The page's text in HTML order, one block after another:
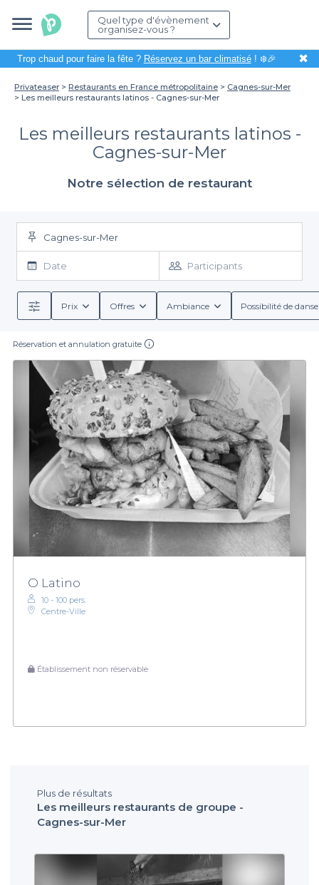
Quel type d'évènement
organisez-vous ?
Trop chaud pour faire la fête ? Réservez un bar climatisé! ❄️🎉 ✖
Privateaser Restaurants en France métropolitaine
Cagnes-sur-Mer
Les meilleurs restaurants latinos - Cagnes-sur-Mer
Les meilleurs restaurants latinos -
Cagnes-sur-Mer
Notre sélection de restaurant
Cagnes-sur-Mer
Date Participants
Prix Offres Ambiance Possibilité de
Réservation et annulation gratuite
O Latino
10 - 100 pers.
Centre-Ville
Établissement non réservable
Plus de résultats
Les meilleurs restaurants de groupe -
Cagnes-sur-Mer